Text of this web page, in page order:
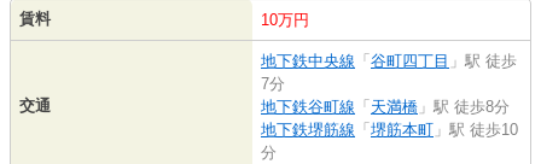
賃料 10万円
交通
地下鉄中央線 「 谷町四丁目 」駅 徒歩
7分
地下鉄谷町線 「 天満橋 」駅 徒歩8分
地下鉄堺筋線 「 堺筋本町 」駅 徒歩10
分